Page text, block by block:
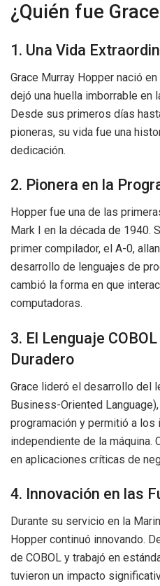
¿Quién fue
1. Una Vida
Grace Murray Hopper nació
dejó una huella imborrable en
Desde sus primeros días
pioneras, su vida fue una
dedicación.
2. Pionera en la
Hopper fue una de las
Mark I en la década de 1940.
primer compilador, el A-0,
desarrollo de lenguajes de
cambió la forma en que
computadoras.
3. El Lenguaje
Duradero
Grace lideró el desarrollo del
Business-Oriented
programación y permitió a
independiente de la máquina.
en aplicaciones críticas de
4. Innovación en las
Durante su servicio en la
Hopper continuó innovando.
de COBOL y trabajó en
tuvieron un impacto